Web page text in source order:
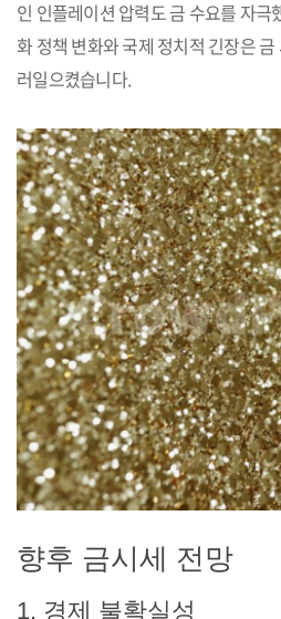
인 인플레이션 압력도 금 수요를 자극
화 정책 변화와 국제 정치적 긴장은
러일으켰습니다.
향후 금시세 전망
1. 경제 불확실성